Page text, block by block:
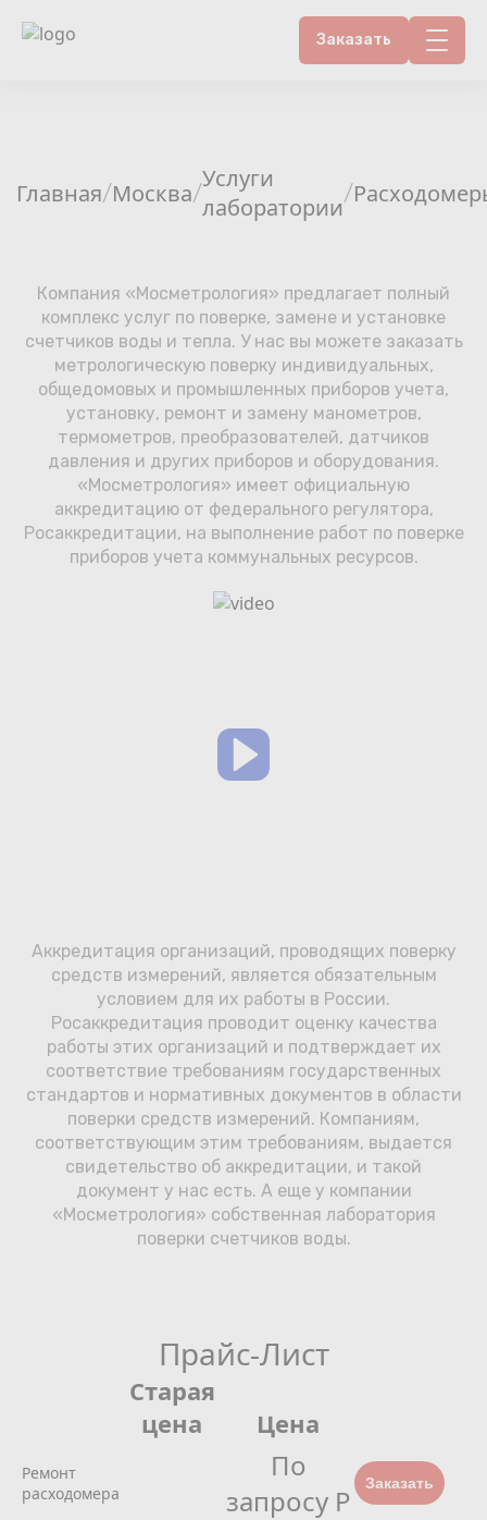
Заказать
Районы
Аршин
Вопрос-ответ
Сотрудничество
Юридические лица
Официальный партнёрmos.ru
Главная/Москва/Услуги
лаборатории/
Компания «Мосметрология» предлагает полный
комплекс услуг по поверке, замене и установке
счетчиков воды и тепла. У нас вы можете заказать
метрологическую поверку индивидуальных,
общедомовых и промышленных приборов учета,
установку, ремонт и замену манометров,
термометров, преобразователей, датчиков
давления и других приборов и оборудования.
«Мосметрология» имеет официальную
аккредитацию от федерального регулятора,
Росаккредитации, на выполнение работ по поверке
приборов учета коммунальных ресурсов.
Аккредитация организаций, проводящих поверку
средств измерений, является обязательным
условием для их работы в России.
Росаккредитация проводит оценку качества
работы этих организаций и подтверждает их
соответствие требованиям государственных
стандартов и нормативных документов в области
поверки средств измерений. Компаниям,
соответствующим этим требованиям, выдается
свидетельство об аккредитации, и такой
документ у нас есть. А еще у компании
«Мосметрология» собственная лаборатория
поверки счетчиков воды.
Прайс-Лист
Старая
цена
Цена
Ремонт
расходомера
По
запросу Р
Заказать